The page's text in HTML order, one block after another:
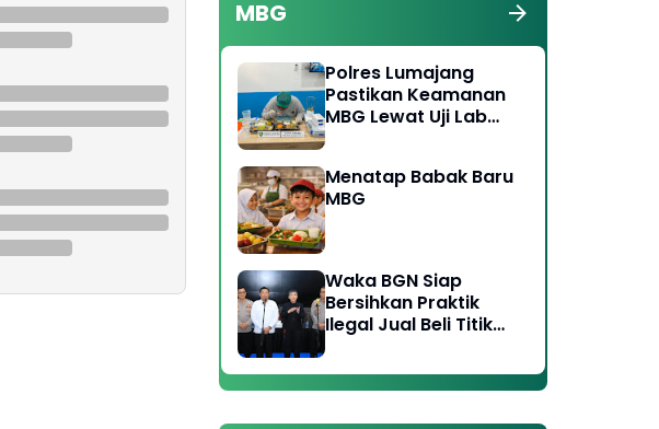
MBG
Polres Lumajang
Pastikan Keamanan
MBG Lewat Uji Lab
Menatap Babak Baru
MBG
Waka BGN Siap
Bersihkan Praktik
Ilegal Jual Beli Titik
dengan Polri
Diperkuat